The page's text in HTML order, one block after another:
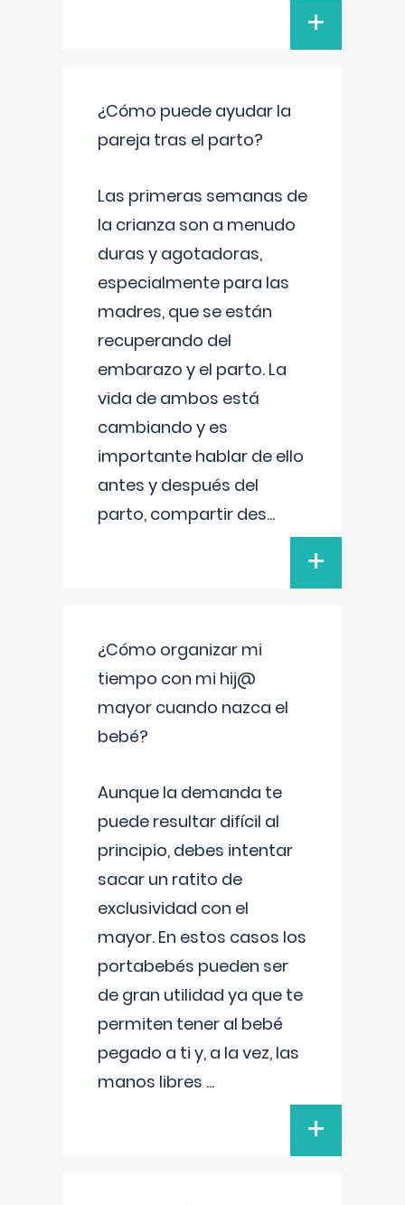
+
¿Cómo puede ayudar la
pareja tras el parto?
Las primeras semanas de
la crianza son a menudo
duras y agotadoras,
especialmente para las
madres, que se están
recuperando del
embarazo y el parto. La
vida de ambos está
cambiando y es
importante hablar de ello
antes y después del
parto, compartir des...
+
¿Cómo organizar mi
tiempo con mi hij@
mayor cuando nazca el
bebé?
Aunque la demanda te
puede resultar difícil al
principio, debes intentar
sacar un ratito de
exclusividad con el
mayor. En estos casos los
portabebés pueden ser
de gran utilidad ya que te
permiten tener al bebé
pegado a ti y, a la vez, las
manos libres ...
+